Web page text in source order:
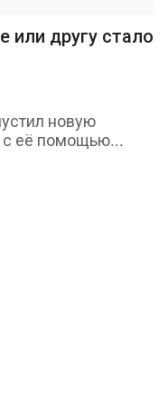
или другу стало
новую
с её помощью...